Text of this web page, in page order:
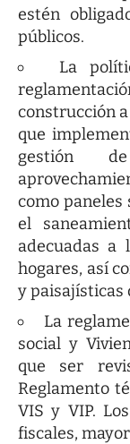
estén
públicos.
La
construcción
que
gestión
como paneles
el
adecuadas a
hogares, así
y paisajísticas
La
social y
que ser
Reglamento
VIS y VIP.
fiscales,